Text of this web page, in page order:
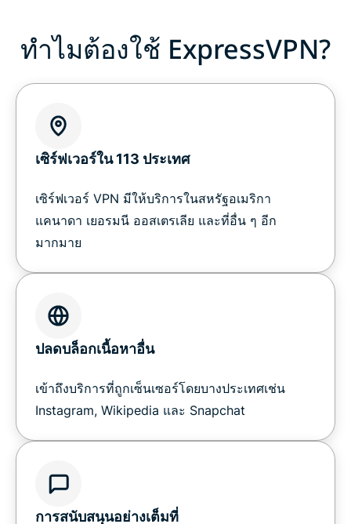
ทำไมต้องใช้ ExpressVPN?
เซิร์ฟเวอร์ใน 113 ประเทศ
เซิร์ฟเวอร์ VPN มีให้บริการในสหรัฐอเมริกา
แคนาดา เยอรมนี ออสเตรเลีย และที่อื่น ๆ อีก
มากมาย
ปลดบล็อกเนื้อหาอื่น
เข้าถึงบริการที่ถูกเซ็นเซอร์โดยบางประเทศเช่น
Instagram, Wikipedia และ Snapchat
การสนับสนุนอย่างเต็มที่